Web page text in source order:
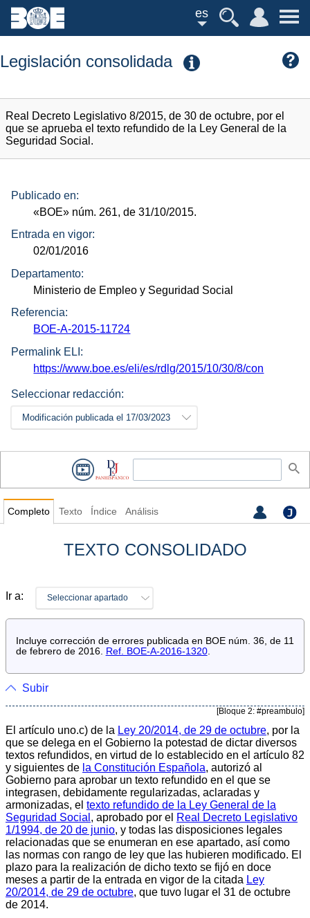
es
Legislación consolidada
Real Decreto Legislativo 8/2015, de 30 de octubre, por el
que se aprueba el texto refundido de la Ley General de la
Seguridad Social.
Publicado en:
«BOE» núm. 261, de 31/10/2015.
Entrada en vigor:
02/01/2016
Departamento:
Ministerio de Empleo y Seguridad Social
Referencia:
BOE-A-2015-11724
Permalink ELI:
https://www.boe.es/eli/es/rdlg/2015/10/30/8/con
Seleccionar redacción:
Modificación publicada el 17/03/2023
Completo Texto Índice Análisis
TEXTO CONSOLIDADO
Ir a: Seleccionar apartado
Incluye corrección de errores publicada en BOE núm. 36, de 11
de febrero de 2016.
Ref. BOE-A-2016-1320.
Subir
[Bloque 2: #preambulo]
El artículo uno.c) de la Ley 20/2014, de 29 de octubre, por la
que se delega en el Gobierno la potestad de dictar diversos
textos refundidos, en virtud de lo establecido en el artículo 82
y siguientes de la Constitución Española, autorizó al
Gobierno para aprobar un texto refundido en el que se
integrasen, debidamente regularizadas, aclaradas y
armonizadas, el texto refundido de la Ley General de la
Seguridad Social , aprobado por el Real Decreto Legislativo
1/1994, de 20 de junio, y todas las disposiciones legales
relacionadas que se enumeran en ese apartado, así como
las normas con rango de ley que las hubieren modificado. El
plazo para la realización de dicho texto se fijó en doce
meses a partir de la entrada en vigor de la citada Ley
20/2014, de 29 de octubre, que tuvo lugar el 31 de octubre
de 2014.